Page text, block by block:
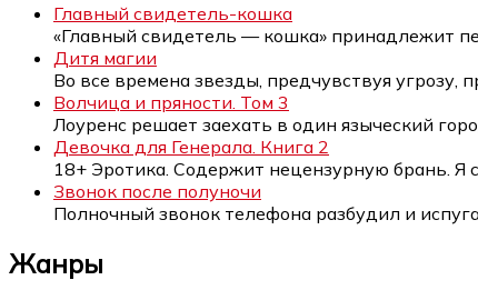
Главный свидетель-кошка
«Главный свидетель — кошка» принадлежит
Дитя магии
Во все времена звезды, предчувствуя угрозу,
Волчица и пряности. Том 3
Лоуренс решает заехать в один языческий
Девочка для Генерала. Книга 2
18+ Эротика. Содержит нецензурную брань. Я
Звонок после полуночи
Полночный звонок телефона разбудил и
Жанры